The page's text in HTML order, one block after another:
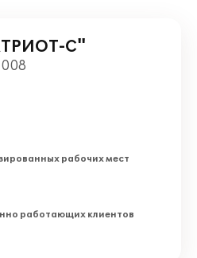
С"
рабочих мест
работающих клиентов